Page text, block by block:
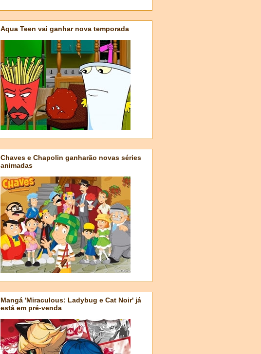
Aqua Teen vai ganhar nova temporada
Chaves e Chapolin ganharão novas séries
animadas
Mangá 'Miraculous: Ladybug e Cat Noir' já
está em pré-venda